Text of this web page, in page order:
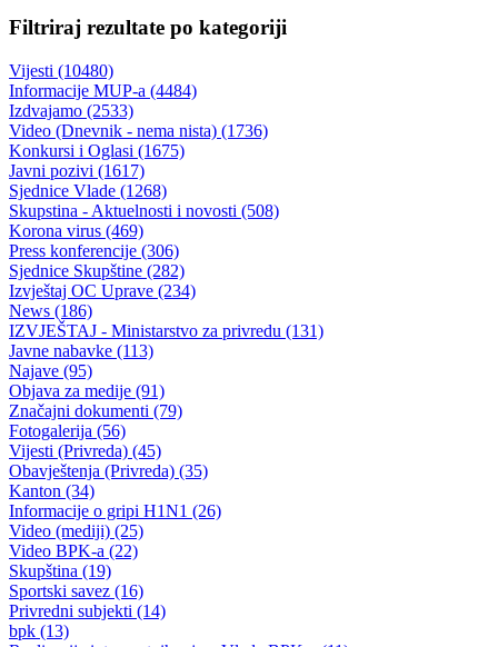
U općinama u sastavu BPK Goražde
Održane javne rasprave o nacrtu Strategije razvoja turizma 2016-
2020.godina
29.06.2016